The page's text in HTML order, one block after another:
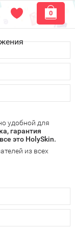
0
России или
пункте
ужена
бесплатную
в Вашем городе
способом:
и другими
удобной для
гарантия
это HolySkin.
из всех
по работе
о